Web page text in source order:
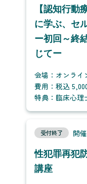
【認知行動
に学ぶ、セ
ー初回～終
じてー
会場：オンライ
費用：税込
特典：臨床心理
受付終了 開
性犯罪再犯
講座